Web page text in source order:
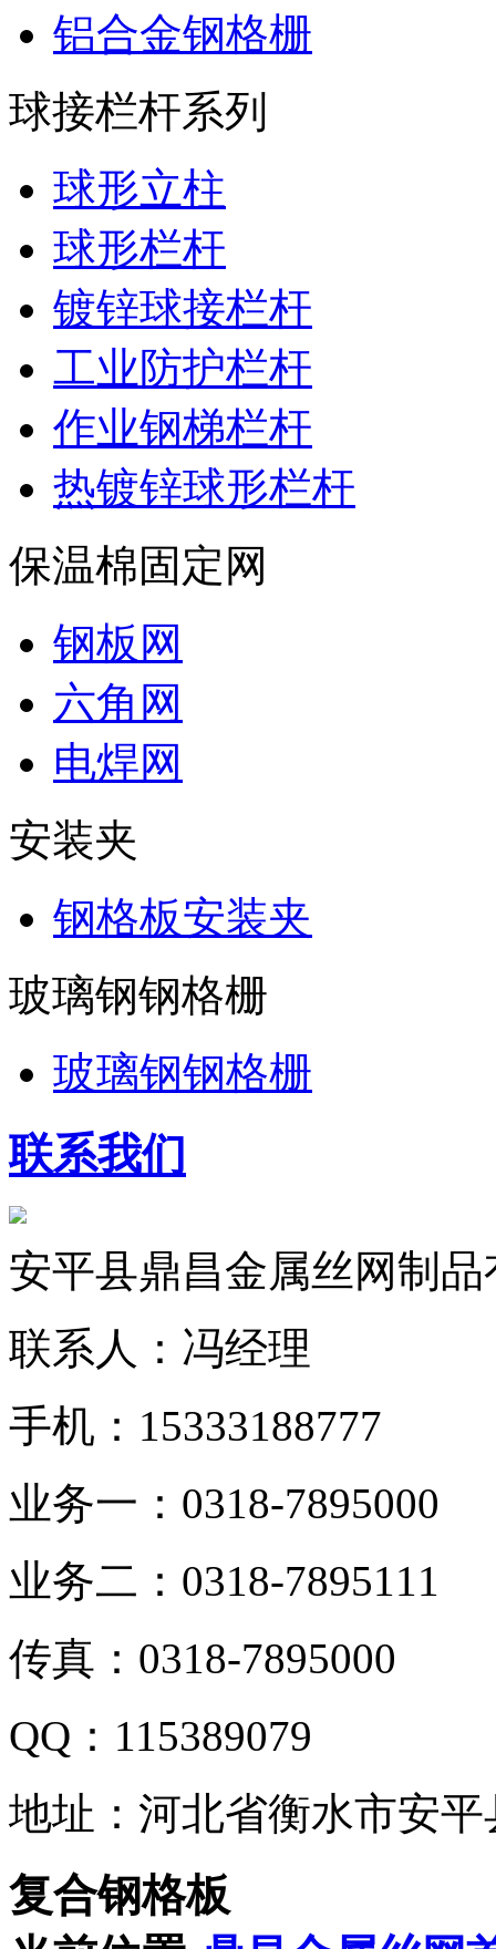
铝合金钢格栅
球接栏杆系列
球形立柱
球形栏杆
镀锌球接栏杆
工业防护栏杆
作业钢梯栏杆
热镀锌球形栏杆
保温棉固定网
钢板网
六角网
电焊网
安装夹
钢格板安装夹
玻璃钢钢格栅
玻璃钢钢格栅
联系我们
安平县鼎昌金属丝网制
联系人：冯经理
手机：15333188777
业务一：0318-7895000
业务二：0318-7895111
传真：0318-7895000
QQ：115389079
地址：河北省衡水市安
复合钢格板